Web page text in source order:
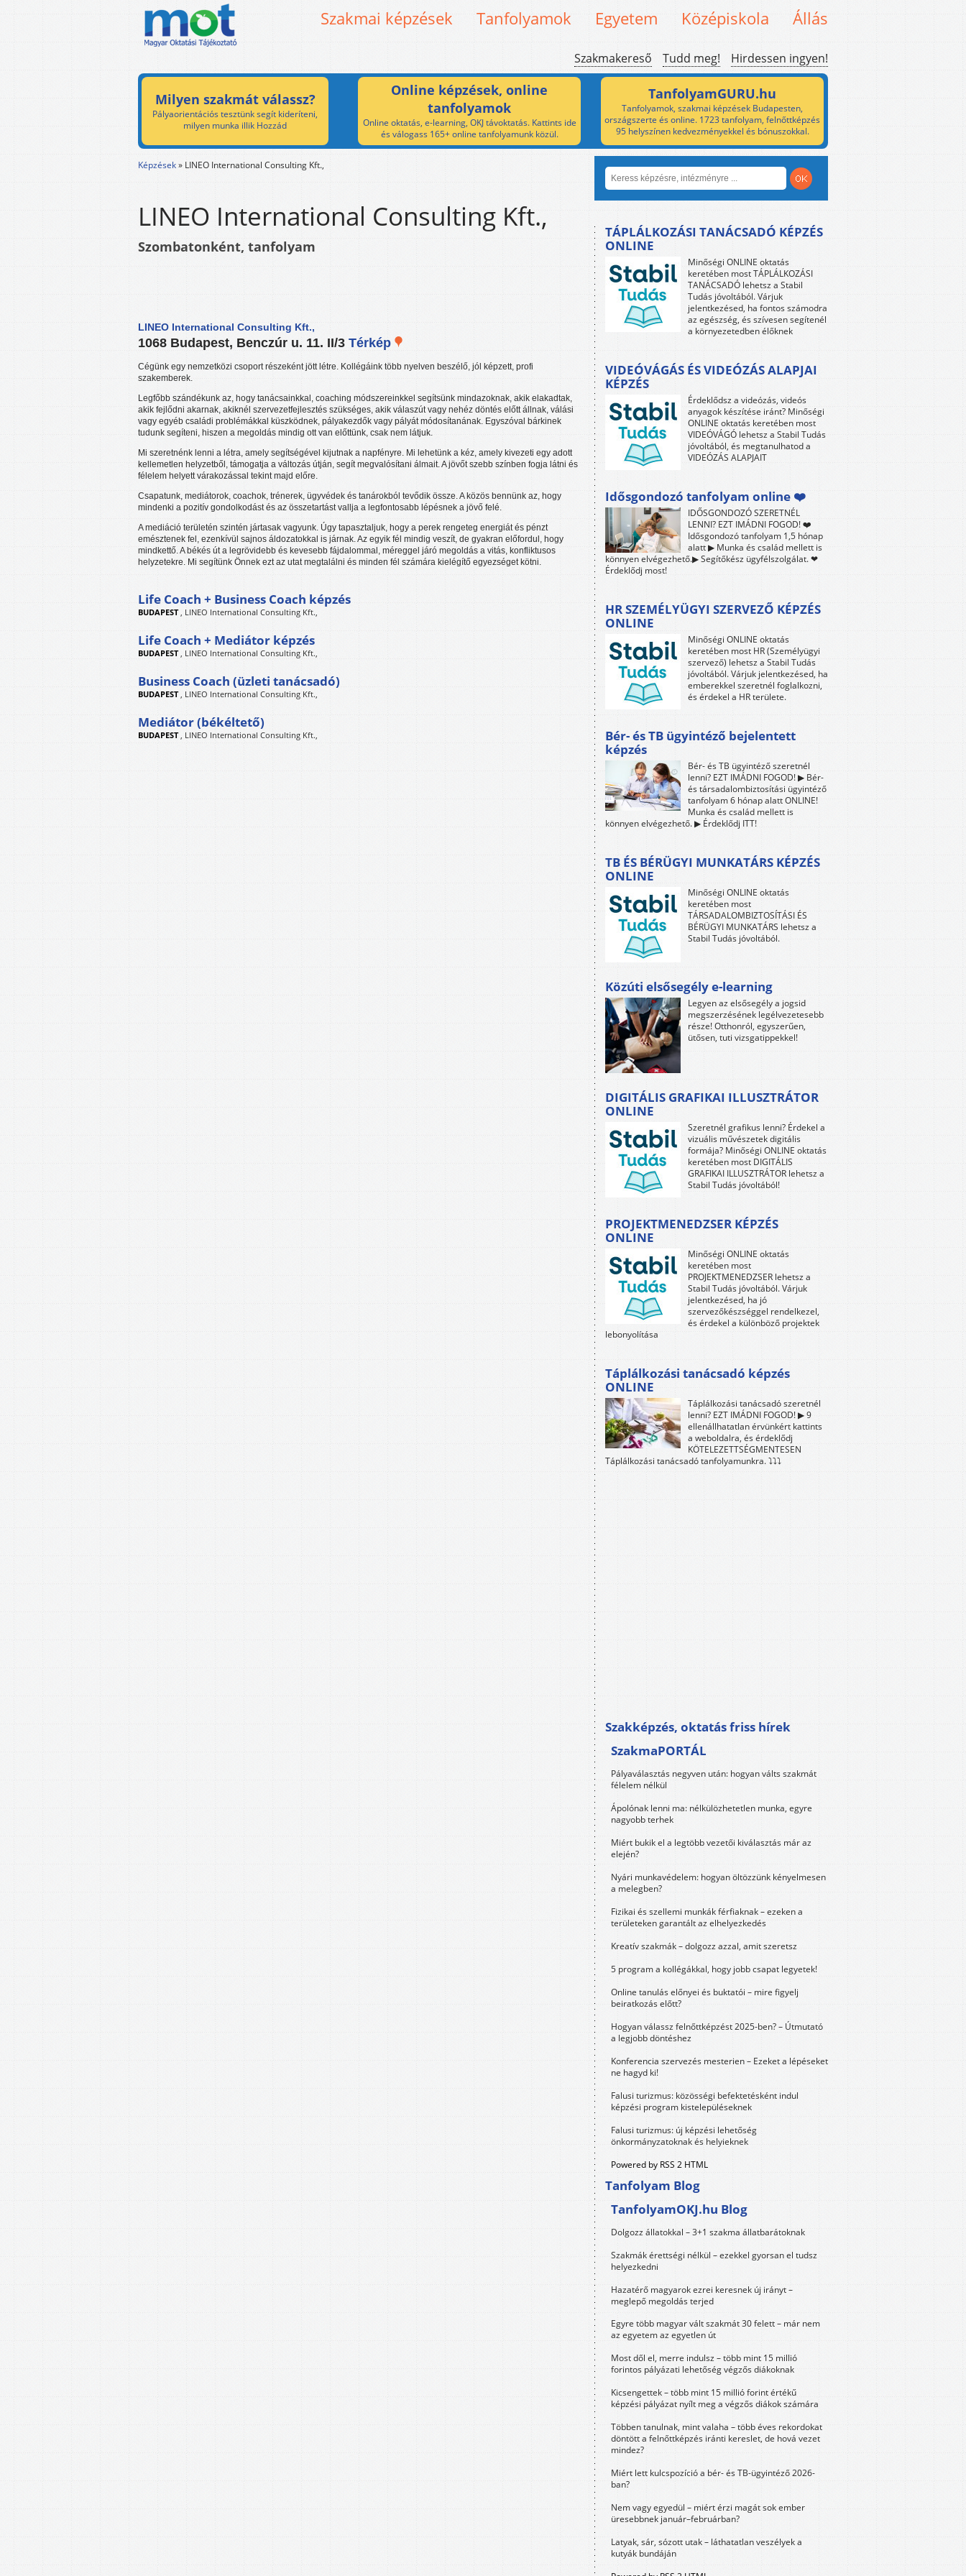
Szakmai képzések Tanfolyamok Egyetem Középiskola Állás
Szakmakereső Tudd meg! Hirdessen ingyen!
Milyen szakmát válassz?
Pályaorientációs tesztünk segít kideríteni,
milyen munka illik Hozzád
Online képzések, online
tanfolyamok
Online oktatás, e-learning, OKJ távoktatás. Kattints ide
és válogass 165+ online tanfolyamunk közül.
TanfolyamGURU.hu
Tanfolyamok, szakmai képzések Budapesten,
országszerte és online. 1723 tanfolyam, felnőttképzés
95 helyszínen kedvezményekkel és bónuszokkal.
Képzések» LINEO International Consulting Kft.,
LINEO International Consulting Kft.,
Szombatonként, tanfolyam
LINEO International Consulting Kft.,
1068 Budapest, Benczúr u. 11. II/3 Térkép
Cégünk egy nemzetközi csoport részeként jött létre. Kollégáink több nyelven beszélő, jól képzett, profi
szakemberek.
Legfőbb szándékunk az, hogy tanácsainkkal, coaching módszereinkkel segítsünk mindazoknak, akik elakadtak,
akik fejlődni akarnak, akiknél szervezetfejlesztés szükséges, akik válaszút vagy nehéz döntés előtt állnak, válási
vagy egyéb családi problémákkal küszködnek, pályakezdők vagy pályát módosítanának. Egyszóval bárkinek
tudunk segíteni, hiszen a megoldás mindig ott van előttünk, csak nem látjuk.
Mi szeretnénk lenni a létra, amely segítségével kijutnak a napfényre. Mi lehetünk a kéz, amely kivezeti egy adott
kellemetlen helyzetből, támogatja a változás útján, segít megvalósítani álmait. A jövőt szebb színben fogja látni és
félelem helyett várakozással tekint majd előre.
Csapatunk, mediátorok, coachok, trénerek, ügyvédek és tanárokból tevődik össze. A közös bennünk az, hogy
mindenki a pozitív gondolkodást és az összetartást vallja a legfontosabb lépésnek a jövő felé.
A mediáció területén szintén jártasak vagyunk. Úgy tapasztaljuk, hogy a perek rengeteg energiát és pénzt
emésztenek fel, ezenkívül sajnos áldozatokkal is járnak. Az egyik fél mindig veszít, de gyakran előfordul, hogy
mindkettő. A békés út a legrövidebb és kevesebb fájdalommal, méreggel járó megoldás a vitás, konfliktusos
helyzetekre. Mi segítünk Önnek ezt az utat megtalálni és minden fél számára kielégítő egyezséget kötni.
Life Coach + Business Coach képzés
BUDAPEST LINEO International Consulting Kft.,
Life Coach + Mediátor képzés
BUDAPEST LINEO International Consulting Kft.,
Business Coach (üzleti tanácsadó)
BUDAPEST LINEO International Consulting Kft.,
Mediátor (békéltető)
BUDAPEST LINEO International Consulting Kft.,
TÁPLÁLKOZÁSI TANÁCSADÓ KÉPZÉS
ONLINE
Minőségi ONLINE oktatás
keretében most TÁPLÁLKOZÁSI
TANÁCSADÓ lehetsz a Stabil
Tudás jóvoltából. Várjuk
jelentkezésed, ha fontos számodra
az egészség, és szívesen segítenél
a környezetedben élőknek
VIDEÓVÁGÁS ÉS VIDEÓZÁS ALAPJAI
KÉPZÉS
Érdeklődsz a videózás, videós
anyagok készítése iránt? Minőségi
ONLINE oktatás keretében most
VIDEÓVÁGÓ lehetsz a Stabil Tudás
jóvoltából, és megtanulhatod a
VIDEÓZÁS ALAPJAIT
Idősgondozó tanfolyam online ❤️
IDŐSGONDOZÓ SZERETNÉL
LENNI? EZT IMÁDNI FOGOD! ❤️
Idősgondozó tanfolyam 1,5 hónap
alatt ▶ Munka és család mellett is
könnyen elvégezhető.▶ Segítőkész ügyfélszolgálat. ❤
Érdeklődj most!
HR SZEMÉLYÜGYI SZERVEZŐ KÉPZÉS
ONLINE
Minőségi ONLINE oktatás
keretében most HR (Személyügyi
szervező) lehetsz a Stabil Tudás
jóvoltából. Várjuk jelentkezésed, ha
emberekkel szeretnél foglalkozni,
és érdekel a HR területe.
Bér- és TB ügyintéző bejelentett
képzés
Bér- és TB ügyintéző szeretnél
lenni? EZT IMÁDNI FOGOD! ▶ Bér-
és társadalombiztosítási ügyintéző
tanfolyam 6 hónap alatt ONLINE!
Munka és család mellett is
könnyen elvégezhető. ▶ Érdeklődj ITT!
TB ÉS BÉRÜGYI MUNKATÁRS KÉPZÉS
ONLINE
Minőségi ONLINE oktatás
keretében most
TÁRSADALOMBIZTOSÍTÁSI ÉS
BÉRÜGYI MUNKATÁRS lehetsz a
Stabil Tudás jóvoltából.
Közúti elsősegély e-learning
Legyen az elsősegély a jogsid
megszerzésének legélvezetesebb
része! Otthonról, egyszerűen,
ütősen, tuti vizsgatippekkel!
DIGITÁLIS GRAFIKAI ILLUSZTRÁTOR
ONLINE
Szeretnél grafikus lenni? Érdekel a
vizuális művészetek digitális
formája? Minőségi ONLINE oktatás
keretében most DIGITÁLIS
GRAFIKAI ILLUSZTRÁTOR lehetsz a
Stabil Tudás jóvoltából!
PROJEKTMENEDZSER KÉPZÉS
ONLINE
Minőségi ONLINE oktatás
keretében most
PROJEKTMENEDZSER lehetsz a
Stabil Tudás jóvoltából. Várjuk
jelentkezésed, ha jó
szervezőkészséggel rendelkezel,
és érdekel a különböző projektek
lebonyolítása
Táplálkozási tanácsadó képzés
ONLINE
Táplálkozási tanácsadó szeretnél
lenni? EZT IMÁDNI FOGOD! ▶ 9
ellenállhatatlan érvünkért kattints
a weboldalra, és érdeklődj
KÖTELEZETTSÉGMENTESEN
Táplálkozási tanácsadó tanfolyamunkra. ⤵⤵⤵
Szakképzés, oktatás friss hírek
SzakmaPORTÁL
Pályaválasztás negyven után: hogyan válts szakmát
félelem nélkül
Ápolónak lenni ma: nélkülözhetetlen munka, egyre
nagyobb terhek
Miért bukik el a legtöbb vezetői kiválasztás már az
elején?
Nyári munkavédelem: hogyan öltözzünk kényelmesen
a melegben?
Fizikai és szellemi munkák férfiaknak – ezeken a
területeken garantált az elhelyezkedés
Kreatív szakmák – dolgozz azzal, amit szeretsz
5 program a kollégákkal, hogy jobb csapat legyetek!
Online tanulás előnyei és buktatói – mire figyelj
beiratkozás előtt?
Hogyan válassz felnőttképzést 2025-ben? – Útmutató
a legjobb döntéshez
Konferencia szervezés mesterien – Ezeket a lépéseket
ne hagyd ki!
Falusi turizmus: közösségi befektetésként indul
képzési program kistelepüléseknek
Falusi turizmus: új képzési lehetőség
önkormányzatoknak és helyieknek
Powered by RSS 2 HTML
Tanfolyam Blog
TanfolyamOKJ.hu Blog
Dolgozz állatokkal – 3+1 szakma állatbarátoknak
Szakmák érettségi nélkül – ezekkel gyorsan el tudsz
helyezkedni
Hazatérő magyarok ezrei keresnek új irányt –
meglepő megoldás terjed
Egyre több magyar vált szakmát 30 felett – már nem
az egyetem az egyetlen út
Most dől el, merre indulsz – több mint 15 millió
forintos pályázati lehetőség végzős diákoknak
Kicsengettek – több mint 15 millió forint értékű
képzési pályázat nyílt meg a végzős diákok számára
Többen tanulnak, mint valaha – több éves rekordokat
döntött a felnőttképzés iránti kereslet, de hová vezet
mindez?
Miért lett kulcspozíció a bér- és TB-ügyintéző 2026-
ban?
Nem vagy egyedül – miért érzi magát sok ember
üresebbnek január–februárban?
Latyak, sár, sózott utak – láthatatlan veszélyek a
kutyák bundáján